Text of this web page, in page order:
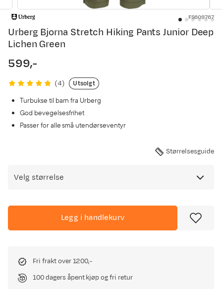
FS609767
Urberg Bjorna Stretch Hiking Pants Junior Deep
Lichen Green
price
599,-
(4)
Utsolgt
Turbukse til barn fra Urberg
God bevegelsesfrihet
Passer for alle små utendørseventyr
Størrelsesguide
Velg størrelse
Legg i handlekurv
Fri frakt over 1200,-
100 dagers åpent kjøp og fri retur